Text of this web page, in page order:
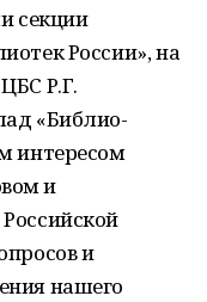
секции
России», на
Р.Г.
«Библио-
интересом
и
и
нашего